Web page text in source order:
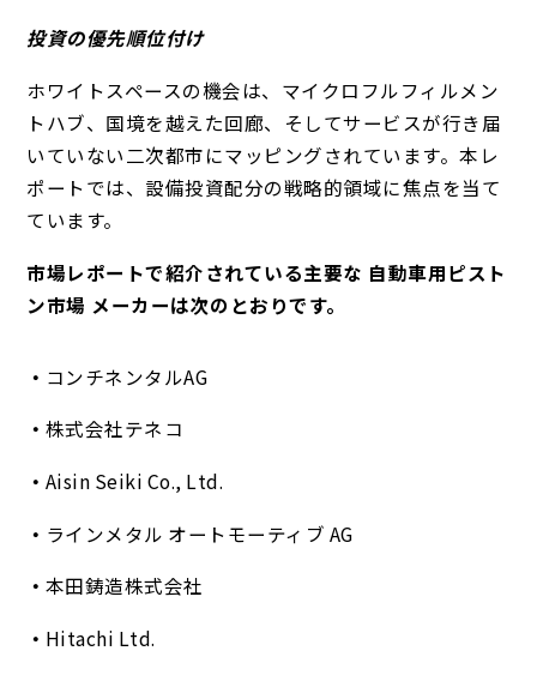
投資の優先順位付け
ホワイトスペースの機会は、マイクロフルフィルメン
トハブ、国境を越えた回廊、そしてサービスが行き届
いていない二次都市にマッピングされています。本レ
ポートでは、設備投資配分の戦略的領域に焦点を当て
ています。
市場レポートで紹介されている主要な 自動車用ピスト
ン市場 メーカーは次のとおりです。
コンチネンタルAG
株式会社テネコ
Aisin Seiki Co., Ltd.
ラインメタル オートモーティブ AG
本田鋳造株式会社
Hitachi Ltd.